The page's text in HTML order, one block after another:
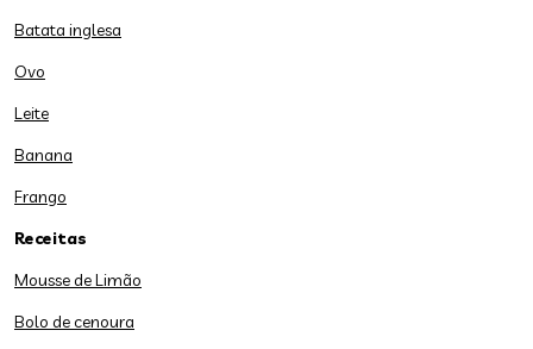
Batata inglesa
Ovo
Leite
Banana
Frango
Receitas
Mousse de Limão
Bolo de cenoura